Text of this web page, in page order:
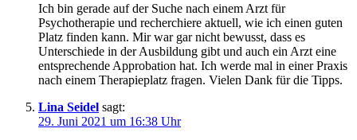
Ich bin gerade auf der Suche nach einem Arzt für
Psychotherapie und recherchiere aktuell, wie ich einen guten
Platz finden kann. Mir war gar nicht bewusst, dass es
Unterschiede in der Ausbildung gibt und auch ein Arzt eine
entsprechende Approbation hat. Ich werde mal in einer Praxis
nach einem Therapieplatz fragen. Vielen Dank für die Tipps.
Lina Seidel sagt:
29. Juni 2021 um 16:38 Uhr